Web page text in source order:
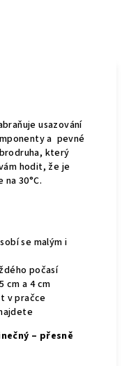
usazování
a pevné
který
hodit, že je
30°C.
se malým i
počasí
cm a 4 cm
v pračce
– přesně